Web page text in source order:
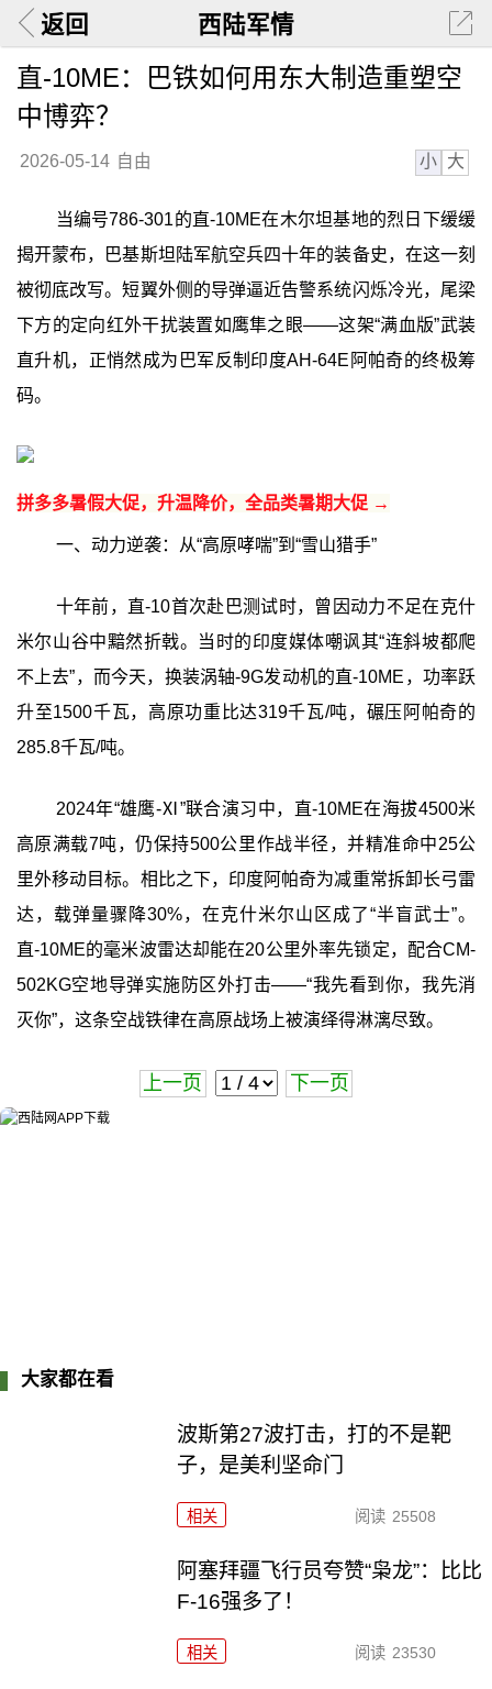
返回 西陆军情
直-10ME：巴铁如何用东大制造重塑空
中博弈？
2026-05-14 自由 小 大
当编号786-301的直-10ME在木尔坦基地的烈日下缓缓
揭开蒙布，巴基斯坦陆军航空兵四十年的装备史，在这一刻
被彻底改写。短翼外侧的导弹逼近告警系统闪烁冷光，尾梁
下方的定向红外干扰装置如鹰隼之眼——这架“满血版”武装
直升机，正悄然成为巴军反制印度AH-64E阿帕奇的终极筹
码。
拼多多暑假大促，升温降价，全品类暑期大促 →
一、动力逆袭：从“高原哮喘”到“雪山猎手”‍
十年前，直-10首次赴巴测试时，曾因动力不足在克什
米尔山谷中黯然折戟。当时的印度媒体嘲讽其“连斜坡都爬
不上去”，而今天，换装涡轴-9G发动机的直-10ME，功率跃
升至1500千瓦，高原功重比达319千瓦/吨，碾压阿帕奇的
285.8千瓦/吨。
2024年“雄鹰-Ⅺ”联合演习中，直-10ME在海拔4500米
高原满载7吨，仍保持500公里作战半径，并精准命中25公
里外移动目标。相比之下，印度阿帕奇为减重常拆卸长弓雷
达，载弹量骤降30%，在克什米尔山区成了“半盲武士”。
直-10ME的毫米波雷达却能在20公里外率先锁定，配合CM-
502KG空地导弹实施防区外打击——‍“我先看到你，我先消
灭你”‍，这条空战铁律在高原战场上被演绎得淋漓尽致。
上一页 下一页
大家都在看
波斯第27波打击，打的不是靶
子，是美利坚命门
相关 阅读 25508
阿塞拜疆飞行员夸赞“枭龙”：比比
F-16强多了！
相关 阅读 23530